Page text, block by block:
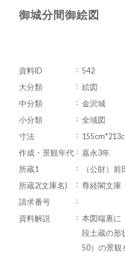
御城分間御絵図
資料ID
542
大分類
絵図
中分類
金沢城
小分類
全域図
寸法
作成・景観年代
嘉永3年
所蔵1
（公財）
所蔵2(文庫名)
尊経閣文庫
請求番号
資料解説
本図端裏に
段土蔵の形
50）の景観